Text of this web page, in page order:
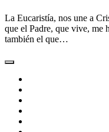
La Eucaristía, nos une a
que el Padre, que vive, me
también el que…